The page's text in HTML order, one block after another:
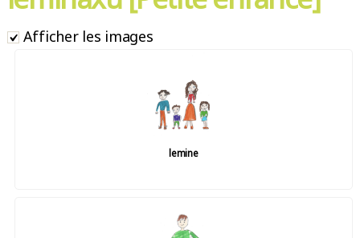
Afficher les images
lemine